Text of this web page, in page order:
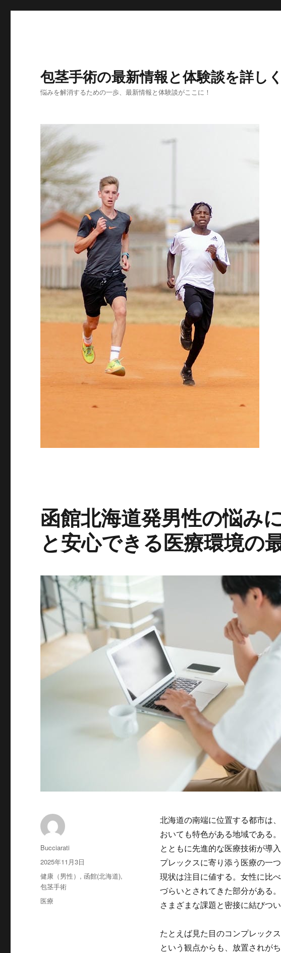
包茎手術の最新情報と体験談を詳し
悩みを解消するための一歩、最新情報と体験談がここに！
函館北海道発男性の悩み
と安心できる医療環境の
北海道の南端に位置する都市は
おいても特色がある地域である。
とともに先進的な医療技術が導
プレックスに寄り添う医療の一
現状は注目に値する。女性に比
づらいとされてきた部分がある
さまざまな課題と密接に結びつい
たとえば見た目のコンプレック
という観点からも、放置されが
投
稿
Bucciarati
投
稿
日:
2025年11月3日
カ
テ
ゴ
リ
健康（男性） ,函館(北海道),
包茎手術
タ
医療